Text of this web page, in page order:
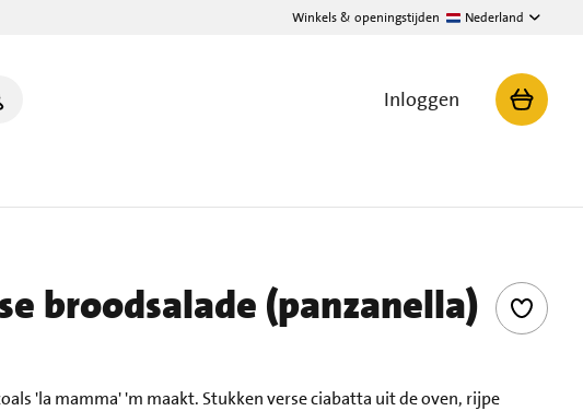
Winkels & openingstijden Nederland
Inloggen
broodsalade (panzanella)
'la mamma' 'm maakt. Stukken verse ciabatta uit de oven, rijpe